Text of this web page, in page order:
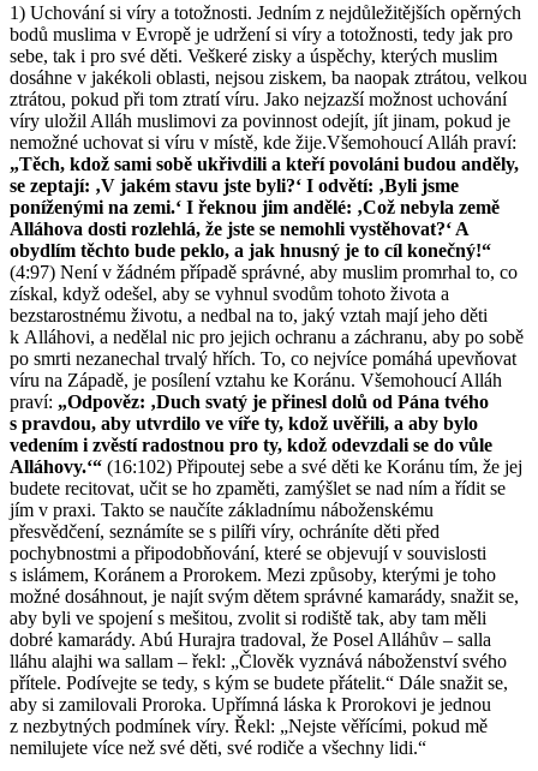
1) Uchování si víry a totožnosti. Jedním z nejdůležitějších opěrných
bodů muslima v Evropě je udržení si víry a totožnosti, tedy jak pro
sebe, tak i pro své děti. Veškeré zisky a úspěchy, kterých muslim
dosáhne v jakékoli oblasti, nejsou ziskem, ba naopak ztrátou, velkou
ztrátou, pokud při tom ztratí víru. Jako nejzazší možnost uchování
víry uložil Alláh muslimovi za povinnost odejít, jít jinam, pokud je
nemožné uchovat si víru v místě, kde žije.Všemohoucí Alláh praví:
„Těch, kdož sami sobě ukřivdili a kteří povoláni budou anděly,
se zeptají: ‚V jakém stavu jste byli?‘ I odvětí: ‚Byli jsme
poníženými na zemi.‘ I řeknou jim andělé: ‚Což nebyla země
Alláhova dosti rozlehlá, že jste se nemohli vystěhovat?‘ A
obydlím těchto bude peklo, a jak hnusný je to cíl konečný!“
(4:97) Není v žádném případě správné, aby muslim promrhal to, co
získal, když odešel, aby se vyhnul svodům tohoto života a
bezstarostnému životu, a nedbal na to, jaký vztah mají jeho děti
k Alláhovi, a nedělal nic pro jejich ochranu a záchranu, aby po sobě
po smrti nezanechal trvalý hřích. To, co nejvíce pomáhá upevňovat
víru na Západě, je posílení vztahu ke Koránu. Všemohoucí Alláh
praví: „Odpověz: ‚Duch svatý je přinesl dolů od Pána tvého
s pravdou, aby utvrdilo ve víře ty, kdož uvěřili, a aby bylo
vedením i zvěstí radostnou pro ty, kdož odevzdali se do vůle
Alláhovy.‘“ (16:102) Připoutej sebe a své děti ke Koránu tím, že jej
budete recitovat, učit se ho zpaměti, zamýšlet se nad ním a řídit se
jím v praxi. Takto se naučíte základnímu náboženskému
přesvědčení, seznámíte se s pilíři víry, ochráníte děti před
pochybnostmi a připodobňování, které se objevují v souvislosti
s islámem, Koránem a Prorokem. Mezi způsoby, kterými je toho
možné dosáhnout, je najít svým dětem správné kamarády, snažit se,
aby byli ve spojení s mešitou, zvolit si rodiště tak, aby tam měli
dobré kamarády. Abú Hurajra tradoval, že Posel Alláhův – salla
lláhu alajhi wa sallam – řekl: „Člověk vyznává náboženství svého
přítele. Podívejte se tedy, s kým se budete přátelit.“ Dále snažit se,
aby si zamilovali Proroka. Upřímná láska k Prorokovi je jednou
z nezbytných podmínek víry. Řekl: „Nejste věřícími, pokud mě
nemilujete více než své děti, své rodiče a všechny lidi.“